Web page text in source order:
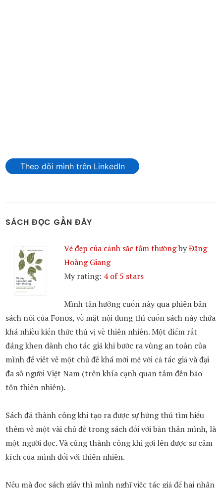
Theo dõi mình trên LinkedIn
SÁCH ĐỌC GẦN ĐÂY
Vẻ đẹp của cảnh sắc tầm thườngbyĐặng
Hoàng Giang
My rating: 4 of 5 stars
Mình tận hưởng cuốn này qua phiên bản
sách nói của Fonos, về mặt nội dung thì cuốn sách này chứa
khá nhiều kiến thức thú vị về thiên nhiên. Một điểm rất
đáng khen dành cho tác giả khi bước ra vùng an toàn của
mình để viết về một chủ đề khá mới mẻ với cả tác giả và đại
đa số người Việt Nam (trên khía cạnh quan tâm đến bảo
tồn thiên nhiên).
Sách đã thành công khi tạo ra được sự hứng thú tìm hiểu
thêm về một vài chủ đề trong sách đối với bản thân mình, là
một người đọc. Và cũng thành công khi gợi lên được sự cảm
kích của mình đối với thiên nhiên.
Nếu mà đọc sách giấy thì mình nghĩ việc tác giả để hai nhân